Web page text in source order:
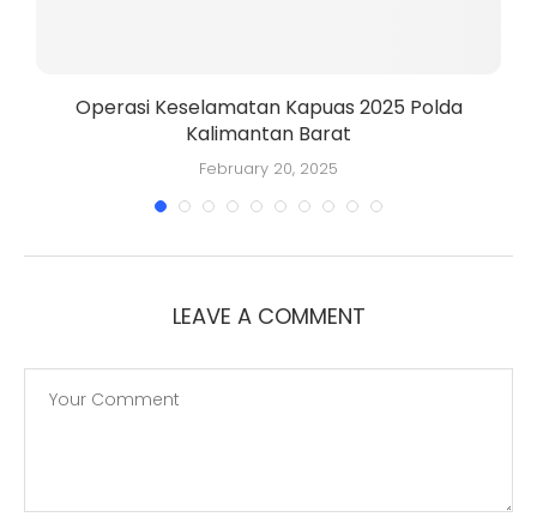
Operasi Keselamatan Kapuas 2025 Polda
Kalimantan Barat
February 20, 2025
LEAVE A COMMENT